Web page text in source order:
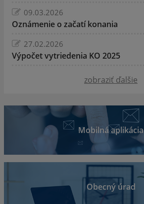
09.03.2026
Oznámenie o začatí konania
27.02.2026
Výpočet vytriedenia KO 2025
zobraziť ďalšie
Mobilná aplikácia
Obecný úrad